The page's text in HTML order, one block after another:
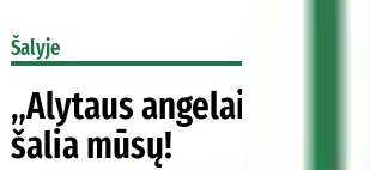
Šalyje
„Alytaus an­ge­lai“, ačiū,
ša­lia mū­sų!